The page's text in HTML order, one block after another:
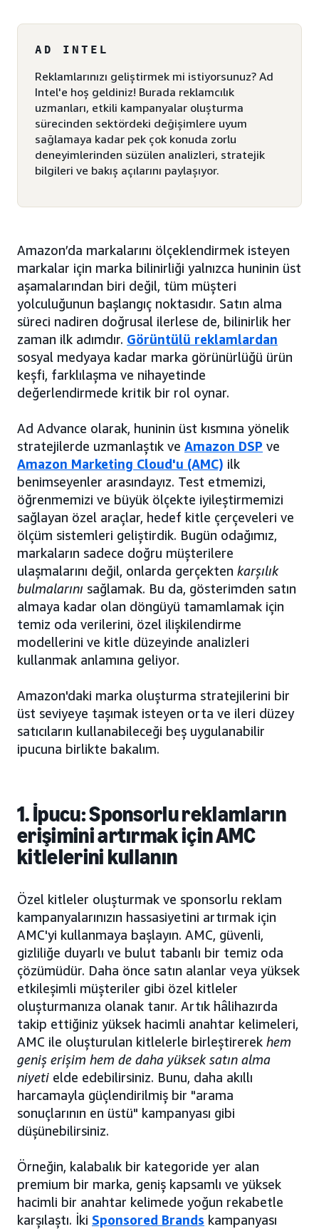
AD INTEL
Reklamlarınızı geliştirmek mi istiyorsunuz? Ad
Intel'e hoş geldiniz! Burada reklamcılık
uzmanları, etkili kampanyalar oluşturma
sürecinden sektördeki değişimlere uyum
sağlamaya kadar pek çok konuda zorlu
deneyimlerinden süzülen analizleri, stratejik
bilgileri ve bakış açılarını paylaşıyor.
Amazon’da markalarını ölçeklendirmek isteyen
markalar için marka bilinirliği yalnızca huninin üst
aşamalarından biri değil, tüm müşteri
yolculuğunun başlangıç noktasıdır. Satın alma
süreci nadiren doğrusal ilerlese de, bilinirlik her
zaman ilk adımdır. Görüntülü reklamlardan
sosyal medyaya kadar marka görünürlüğü ürün
keşfi, farklılaşma ve nihayetinde
değerlendirmede kritik bir rol oynar.
Ad Advance olarak, huninin üst kısmına yönelik
stratejilerde uzmanlaştık ve Amazon DSP ve
Amazon Marketing Cloud'u (AMC) ilk
benimseyenler arasındayız. Test etmemizi,
öğrenmemizi ve büyük ölçekte iyileştirmemizi
sağlayan özel araçlar, hedef kitle çerçeveleri ve
ölçüm sistemleri geliştirdik. Bugün odağımız,
markaların sadece doğru müşterilere
ulaşmalarını değil, onlarda gerçekten karşılık
bulmalarını sağlamak. Bu da, gösterimden satın
almaya kadar olan döngüyü tamamlamak için
temiz oda verilerini, özel ilişkilendirme
modellerini ve kitle düzeyinde analizleri
kullanmak anlamına geliyor.
Amazon'daki marka oluşturma stratejilerini bir
üst seviyeye taşımak isteyen orta ve ileri düzey
satıcıların kullanabileceği beş uygulanabilir
ipucuna birlikte bakalım.
1. İpucu: Sponsorlu reklamların
erişimini artırmak için AMC
kitlelerini kullanın
Özel kitleler oluşturmak ve sponsorlu reklam
kampanyalarınızın hassasiyetini artırmak için
AMC'yi kullanmaya başlayın. AMC, güvenli,
gizliliğe duyarlı ve bulut tabanlı bir temiz oda
çözümüdür. Daha önce satın alanlar veya yüksek
etkileşimli müşteriler gibi özel kitleler
oluşturmanıza olanak tanır. Artık hâlihazırda
takip ettiğiniz yüksek hacimli anahtar kelimeleri,
AMC ile oluşturulan kitlelerle birleştirerek hem
geniş erişim hem de daha yüksek satın alma
niyeti elde edebilirsiniz. Bunu, daha akıllı
harcamayla güçlendirilmiş bir "arama
sonuçlarının en üstü" kampanyası gibi
düşünebilirsiniz.
Örneğin, kalabalık bir kategoride yer alan
premium bir marka, geniş kapsamlı ve yüksek
hacimli bir anahtar kelimede yoğun rekabetle
karşılaştı. İki Sponsored Brands kampanyası